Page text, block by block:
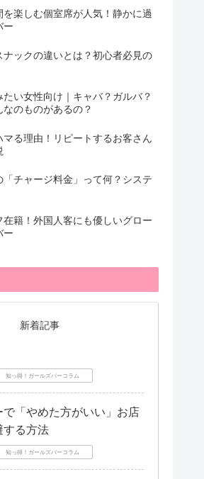
を楽しむ個室席が人気！静かに過
ー
ナックの違いとは？初心者必見の
い女性向け｜キャバ？ガルバ？
のものがあるの？
マる理由！リピートするお客さん
「チャージ料金」って何？システ
籍！外国人客にも優しいグロー
ー
新着記事
知っ得！ガールズバーコラム
で「やめた方がいい」お店
する方法
知っ得！ガールズバーコラム